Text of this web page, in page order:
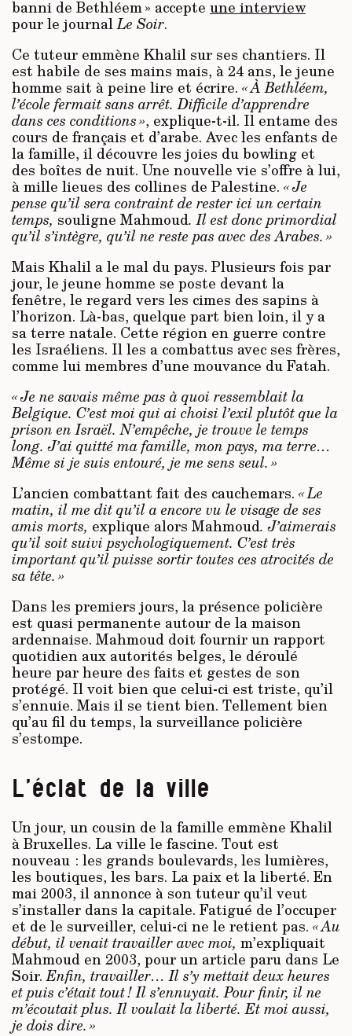
banni de Bethléem » accepte une interview
pour le journalLe Soir.
Ce tuteur emmène Khalil sur ses chantiers. Il
est habile de ses mains mais, à 24 ans, le jeune
homme sait à peine lire et écrire. « À Bethléem,
l’école fermait sans arrêt. Difficile d’apprendre
dans ces conditions », explique-t-il. Il entame des
cours de français et d’arabe. Avec les enfants de
la famille, il découvre les joies du bowling et
des boîtes de nuit. Une nouvelle vie s’offre à lui,
à mille lieues des collines de Palestine. « Je
pense qu’il sera contraint de rester ici un certain
temps, souligne Mahmoud. Il est donc primordial
qu’il s’intègre, qu’il ne reste pas avec des Arabes. »
Mais Khalil a le mal du pays. Plusieurs fois par
jour, le jeune homme se poste devant la
fenêtre, le regard vers les cimes des sapins à
l’horizon. Là-bas, quelque part bien loin, il y a
sa terre natale. Cette région en guerre contre
les Israéliens. Il les a combattus avec ses frères,
comme lui membres d’une mouvance du Fatah.
« Je ne savais même pas à quoi ressemblait la
Belgique. C’est moi qui ai choisi l’exil plutôt que la
prison en Israël. N’empêche, je trouve le temps
long. J’ai quitté ma famille, mon pays, ma terre…
Même si je suis entouré, je me sens seul. »
L’ancien combattant fait des cauchemars. « Le
matin, il me dit qu’il a encore vu le visage de ses
amis morts, explique alors Mahmoud. J’aimerais
qu’il soit suivi psychologiquement. C’est très
important qu’il puisse sortir toutes ces atrocités de
sa tête. »
Dans les premiers jours, la présence policière
est quasi permanente autour de la maison
ardennaise. Mahmoud doit fournir un rapport
quotidien aux autorités belges, le déroulé
heure par heure des faits et gestes de son
protégé. Il voit bien que celui-ci est triste, qu’il
s’ennuie. Mais il se tient bien. Tellement bien
qu’au fil du temps, la surveillance policière
s’estompe.
L’éclat de la ville
Un jour, un cousin de la famille emmène Khalil
à Bruxelles. La ville le fascine. Tout est
nouveau : les grands boulevards, les lumières,
les boutiques, les bars. La paix et la liberté. En
mai 2003, il annonce à son tuteur qu’il veut
s’installer dans la capitale. Fatigué de l’occuper
et de le surveiller, celui-ci ne le retient pas. « Au
début, il venait travailler avec moi, m’expliquait
Mahmoud en 2003, pour un article paru dans Le
Soir.Enfin, travailler… Il s’y mettait deux heures
et puis c’était tout ! Il s’ennuyait. Pour finir, il ne
m’écoutait plus. Il voulait la liberté. Et moi aussi,
je dois dire. »